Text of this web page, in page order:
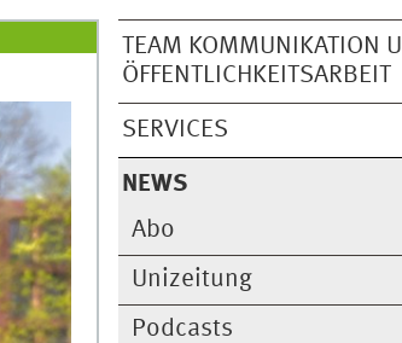
TEAM KOMMUNIKATION
ÖFFENTLICHKEITSARBEIT
SERVICES
NEWS
Abo
Unizeitung
Podcasts